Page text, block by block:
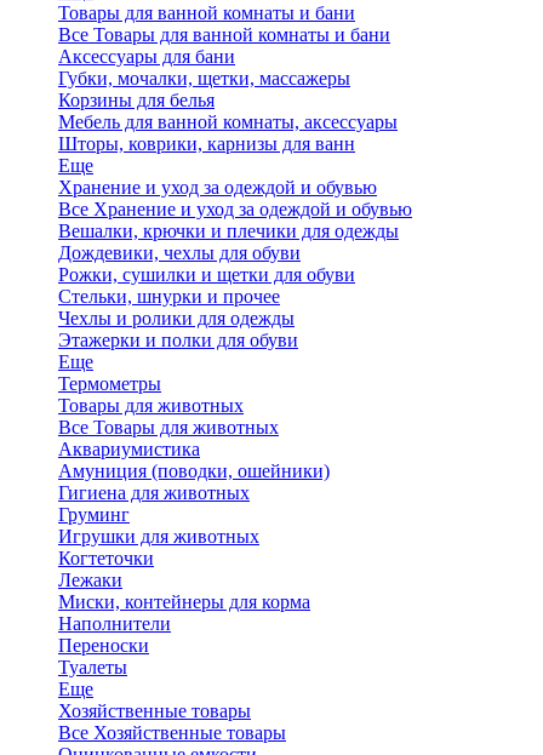
Товары для ванной комнаты и бани
Все Товары для ванной комнаты и бани
Аксессуары для бани
Губки, мочалки, щетки, массажеры
Корзины для белья
Мебель для ванной комнаты, аксессуары
Шторы, коврики, карнизы для ванн
Еще
Хранение и уход за одеждой и обувью
Все Хранение и уход за одеждой и обувью
Вешалки, крючки и плечики для одежды
Дождевики, чехлы для обуви
Рожки, сушилки и щетки для обуви
Стельки, шнурки и прочее
Чехлы и ролики для одежды
Этажерки и полки для обуви
Еще
Термометры
Товары для животных
Все Товары для животных
Аквариумистика
Амуниция (поводки, ошейники)
Гигиена для животных
Груминг
Игрушки для животных
Когтеточки
Лежаки
Миски, контейнеры для корма
Наполнители
Переноски
Туалеты
Еще
Хозяйственные товары
Все Хозяйственные товары